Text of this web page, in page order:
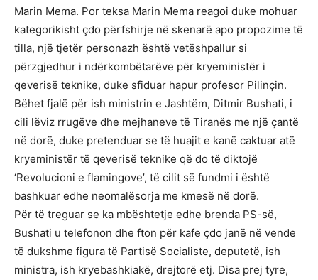
Marin Mema. Por teksa Marin Mema reagoi duke mohuar
kategorikisht çdo përfshirje në skenarë apo propozime të
tilla, një tjetër personazh është vetëshpallur si
përzgjedhur i ndërkombëtarëve për kryeministër i
qeverisë teknike, duke sfiduar hapur profesor Pilinçin.
Bëhet fjalë për ish ministrin e Jashtëm, Ditmir Bushati, i
cili lëviz rrugëve dhe mejhaneve të Tiranës me një çantë
në dorë, duke pretenduar se të huajit e kanë caktuar atë
kryeministër të qeverisë teknike që do të diktojë
‘Revolucioni e flamingove’, të cilit së fundmi i është
bashkuar edhe neomalësorja me kmesë në dorë.
Për të treguar se ka mbështetje edhe brenda PS-së,
Bushati u telefonon dhe fton për kafe çdo janë në vende
të dukshme figura të Partisë Socialiste, deputetë, ish
ministra, ish kryebashkiakë, drejtorë etj. Disa prej tyre,